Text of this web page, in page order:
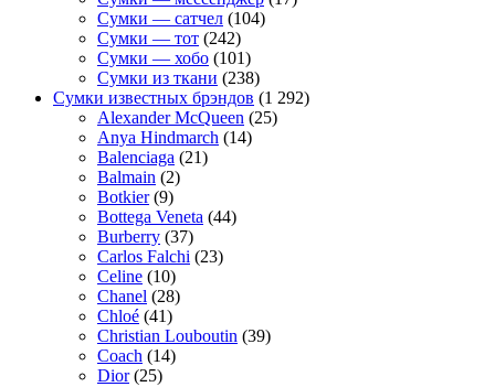
Сумки — сатчел (104)
Сумки — тот (242)
Сумки — хобо (101)
Сумки из ткани (238)
Сумки известных брэндов (1 292)
Alexander McQueen (25)
Anya Hindmarch (14)
Balenciaga (21)
Balmain (2)
Botkier(9)
Bottega Veneta (44)
Burberry (37)
Carlos Falchi (23)
Celine (10)
Chanel (28)
Chloé (41)
Christian Louboutin (39)
Coach (14)
Dior(25)